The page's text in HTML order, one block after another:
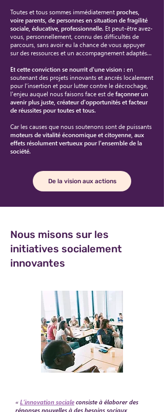
Toutes et tous sommes immédiatement proches,
voire parents, de personnes en situation de fragilité
sociale, éducative, professionnelle. Et peut-être avez-
vous, personnellement, connu des difficultés de
parcours, sans avoir eu la chance de vous appuyer
sur des ressources et un accompagnement adaptés...
Et cette conviction se nourrit d'une vision : en
soutenant des projets innovants et ancrés localement
pour l'insertion et pour lutter contre le décrochage,
l'enjeu auquel nous faisons face est de façonner un
avenir plus juste, créateur d'opportunités et facteur
de réussites pour toutes et tous.
Car les causes que nous soutenons sont de puissants
moteurs de vitalité économique et citoyenne, aux
effets résolument vertueux pour l'ensemble de la
société.
De la vision aux actions
Nous misons sur les
initiatives socialement
innovantes
« L’innovation sociale consiste à élaborer des
réponses nouvelles à des besoins sociaux